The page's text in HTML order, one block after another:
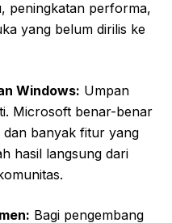
peningkatan performa,
yang belum dirilis ke
Windows: Umpan
Microsoft benar-benar
dan banyak fitur yang
hasil langsung dari
Bagi pengembang